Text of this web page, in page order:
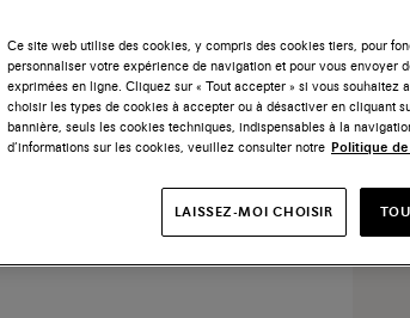
Sneaker DBS Oly en daim beige pour
homme
Ce site web utilise des cookies, y compris des cookies tiers, pour
personnaliser votre expérience de navigation et pour vous envoyer
exprimées en ligne. Cliquez sur « Tout accepter » si vous souhaitez
choisir les types de cookies à accepter ou à désactiver en cliquant
bannière, seuls les cookies techniques, indispensables à la
d’informations sur les cookies, veuillez consulter notre Politique
LAISSEZ-MOI CHOISIR